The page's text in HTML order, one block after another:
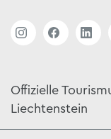
Offizielle
Liechtenstein